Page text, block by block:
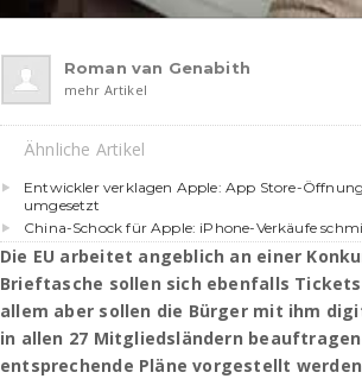
Roman van Genabith
mehr Artikel
Ähnliche Artikel
Entwickler verklagen Apple: App Store-
umgesetzt
China-Schock für Apple: iPhone-Verkäufe
Die EU arbeitet angeblich an einer
Brieftasche sollen sich ebenfalls
allem aber sollen die Bürger mit ihm
in allen 27 Mitgliedsländern
entsprechende Pläne vorgestellt